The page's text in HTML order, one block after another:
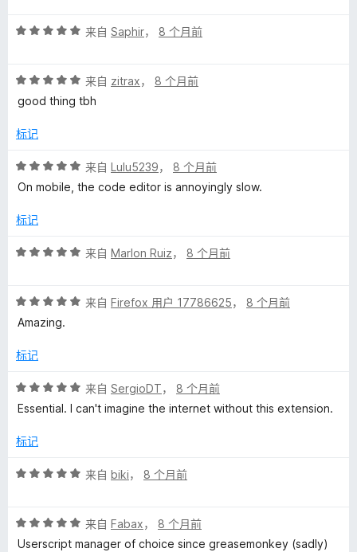
价
/评
/
5
来自 Saphir， 8 个月前
评
分
/
来自 zitrax， 8 个月前
good thing tbh
标记
评
分
/
来自 Lulu5239， 8 个月前
On mobile, the code editor is annoyingly slow.
标记
评
/
5
来自 Marlon Ruiz， 8 个月前
评
分
/
来自 Firefox 用户 17786625， 8 个月前
Amazing.
标记
评
分
/
来自 SergioDT， 8 个月前
Essential. I can't imagine the internet without this extension.
标记
评
/
5
来自 biki， 8 个月前
评
分
来自 Fabax， 8 个月前
Userscript manager of choice since greasemonkey (sadly)